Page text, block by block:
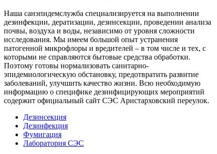
Наша санэпидемслужба специализируется на выполнении
дезинфекции, дератизации, дезинсекции, проведении анализа
почвы, воздуха и воды, независимо от уровня сложности
исследования. Мы имеем большой опыт устранения
патогенной микрофлоры и вредителей – в том числе и тех, с
которыми не справляются бытовые средства обработки.
Поэтому готовы нормализовать санитарно-
эпидемиологическую обстановку, предотвратить развитие
заболеваний, улучшить качество жизни. Всю необходимую
информацию о специфике дезинфицирующих мероприятий
содержит официальный сайт СЭС Аристарховский переулок.
Дезинсекция
Дезинфекция
Фумигация
Лаборатория СЭС